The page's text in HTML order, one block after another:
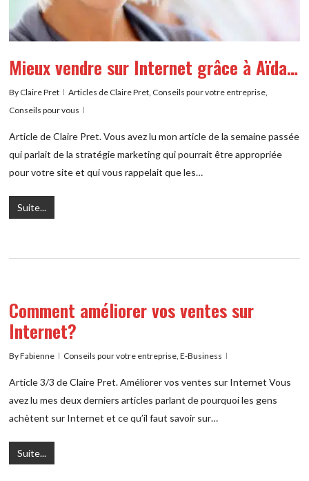
Mieux vendre sur Internet grâce à Aïda…
By Claire Pret Articles de Claire Pret, Conseils pour votre entreprise,
Conseils pour vous
Article de Claire Pret. Vous avez lu mon article de la semaine passée
qui parlait de la stratégie marketing qui pourrait être appropriée
pour votre site et qui vous rappelait que les…
Suite...
Comment améliorer vos ventes sur
Internet?
ByFabienne Conseils pour votre entreprise,E-Business
Article 3/3 de Claire Pret. Améliorer vos ventes sur Internet Vous
avez lu mes deux derniers articles parlant de pourquoi les gens
achètent sur Internet et ce qu’il faut savoir sur…
Suite...